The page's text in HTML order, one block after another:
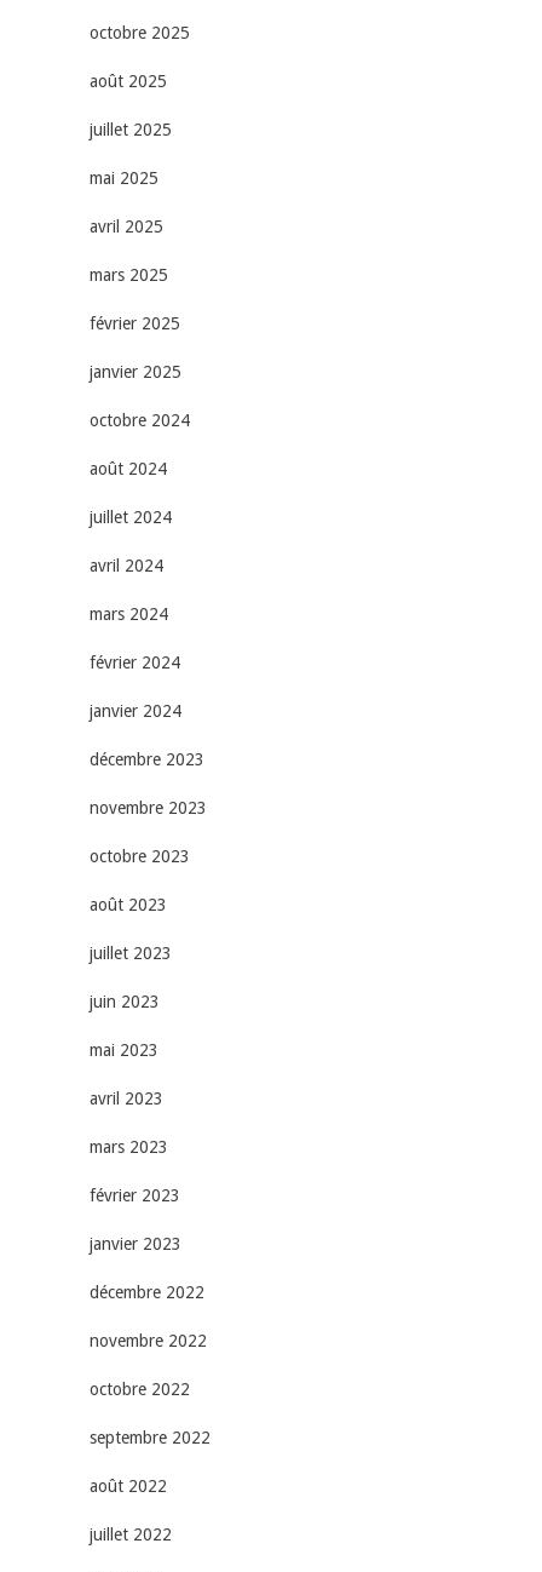
octobre 2025
août 2025
juillet 2025
mai 2025
avril 2025
mars 2025
février 2025
janvier 2025
octobre 2024
août 2024
juillet 2024
avril 2024
mars 2024
février 2024
janvier 2024
décembre 2023
novembre 2023
octobre 2023
août 2023
juillet 2023
juin 2023
mai 2023
avril 2023
mars 2023
février 2023
janvier 2023
décembre 2022
novembre 2022
octobre 2022
septembre 2022
août 2022
juillet 2022